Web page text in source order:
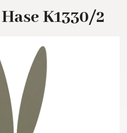
K1330/2